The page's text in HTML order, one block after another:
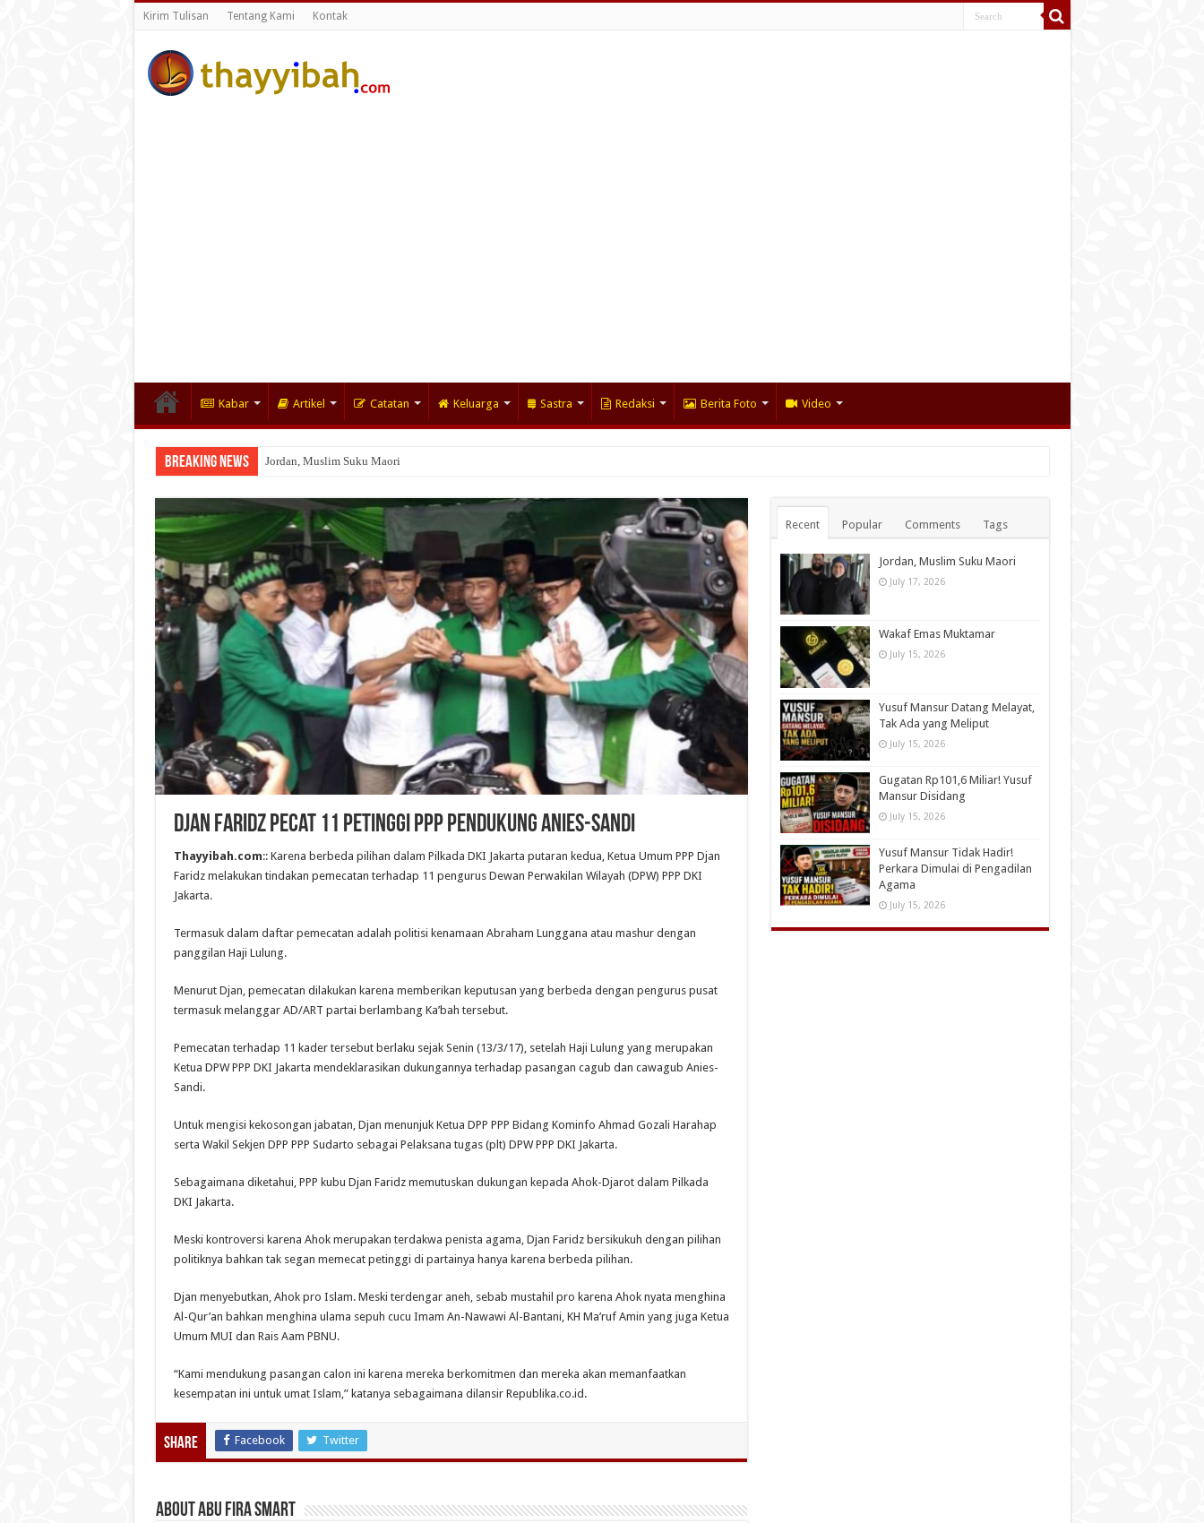
Kirim Tulisan Tentang Kami Kontak
Kabar Artikel Catatan Keluarga Sastra Redaksi Berita Foto Video
Breaking News Jordan, Muslim Suku Maori
Wakaf Emas Muktamar
Djan Faridz Pecat 11 Petinggi PPP Pendukung Anies-Sandi
Thayyibah.com:: Karena berbeda pilihan dalam Pilkada DKI Jakarta putaran kedua, Ketua Umum PPP Djan
Faridz melakukan tindakan pemecatan terhadap 11 pengurus Dewan Perwakilan Wilayah (DPW) PPP DKI
Jakarta.
Termasuk dalam daftar pemecatan adalah politisi kenamaan Abraham Lunggana atau mashur dengan
panggilan Haji Lulung.
Menurut Djan, pemecatan dilakukan karena memberikan keputusan yang berbeda dengan pengurus pusat
termasuk melanggar AD/ART partai berlambang Ka’bah tersebut.
Pemecatan terhadap 11 kader tersebut berlaku sejak Senin (13/3/17), setelah Haji Lulung yang merupakan
Ketua DPW PPP DKI Jakarta mendeklarasikan dukungannya terhadap pasangan cagub dan cawagub Anies-
Sandi.
Untuk mengisi kekosongan jabatan, Djan menunjuk Ketua DPP PPP Bidang Kominfo Ahmad Gozali Harahap
serta Wakil Sekjen DPP PPP Sudarto sebagai Pelaksana tugas (plt) DPW PPP DKI Jakarta.
Sebagaimana diketahui, PPP kubu Djan Faridz memutuskan dukungan kepada Ahok-Djarot dalam Pilkada
DKI Jakarta.
Meski kontroversi karena Ahok merupakan terdakwa penista agama, Djan Faridz bersikukuh dengan pilihan
politiknya bahkan tak segan memecat petinggi di partainya hanya karena berbeda pilihan.
Djan menyebutkan, Ahok pro Islam. Meski terdengar aneh, sebab mustahil pro karena Ahok nyata menghina
Al-Qur’an bahkan menghina ulama sepuh cucu Imam An-Nawawi Al-Bantani, KH Ma’ruf Amin yang juga Ketua
Umum MUI dan Rais Aam PBNU.
“Kami mendukung pasangan calon ini karena mereka berkomitmen dan mereka akan memanfaatkan
kesempatan ini untuk umat Islam,” katanya sebagaimana dilansir Republika.co.id.
Share Facebook Twitter
About Abu Fira Smart
Recent Popular Comments Tags
Jordan, Muslim Suku Maori
July 17, 2026
Wakaf Emas Muktamar
July 15, 2026
Yusuf Mansur Datang Melayat,
Tak Ada yang Meliput
July 15, 2026
Gugatan Rp101,6 Miliar! Yusuf
Mansur Disidang
July 15, 2026
Yusuf Mansur Tidak Hadir!
Perkara Dimulai di Pengadilan
Agama
July 15, 2026